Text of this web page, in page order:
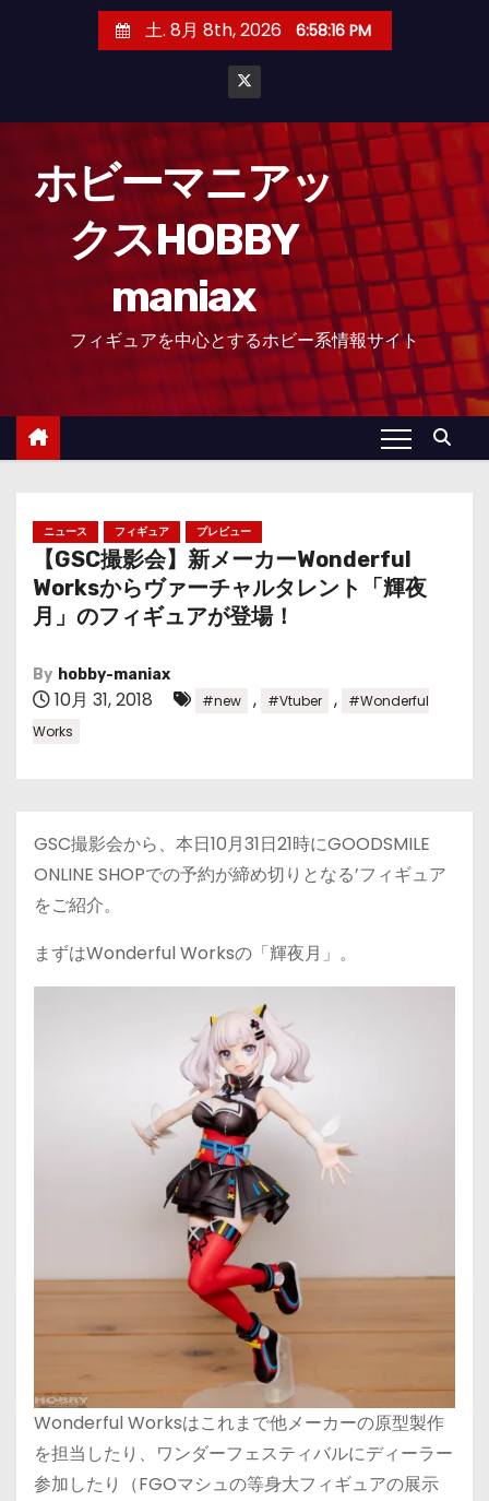
土. 8月 8th, 2026 6:58:17 PM
ホビーマニアッ
クスHOBBY
maniax
フィギュアを中心とするホビー系情報サイト
ニュース フィギュア プレビュー
【GSC撮影会】新メーカーWonderful
Worksからヴァーチャルタレント「輝夜
月」のフィギュアが登場！
By hobby-maniax
10月 31, 2018 #new , #Vtuber ,
#Wonderful
Works
GSC撮影会から、本日10月31日21時にGOODSMILE
ONLINE SHOPでの予約が締め切りとなる’フィギュア
をご紹介。
まずはWonderful Worksの「輝夜月」。
Wonderful Worksはこれまで他メーカーの原型製作
を担当したり、ワンダーフェスティバルにディーラー
参加したり（FGOマシュの等身大フィギュアの展示